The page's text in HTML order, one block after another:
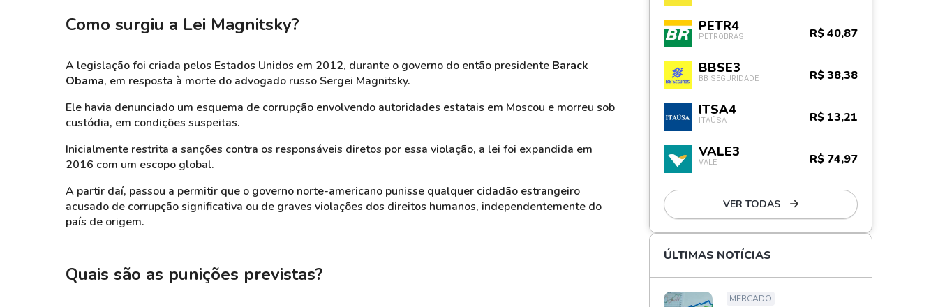
Como surgiu a Lei Magnitsky?
A legislação foi criada pelos Estados Unidos em 2012, durante o governo do então presidente Barack
Obama, em resposta à morte do advogado russo Sergei Magnitsky.
Ele havia denunciado um esquema de corrupção envolvendo autoridades estatais em Moscou e morreu sob
custódia, em condições suspeitas.
Inicialmente restrita a sanções contra os responsáveis diretos por essa violação, a lei foi expandida em
2016 com um escopo global.
A partir daí, passou a permitir que o governo norte-americano punisse qualquer cidadão estrangeiro
acusado de corrupção significativa ou de graves violações dos direitos humanos, independentemente do
país de origem.
Quais são as punições previstas?
PETR4
PETROBRAS R$ 40,87
BBSE3
BB SEGURIDADE R$ 38,38
ITSA4
ITAÚSA R$ 13,21
VALE3
VALE R$ 74,97
VER TODAS
ÚLTIMAS NOTÍCIAS
MERCADO